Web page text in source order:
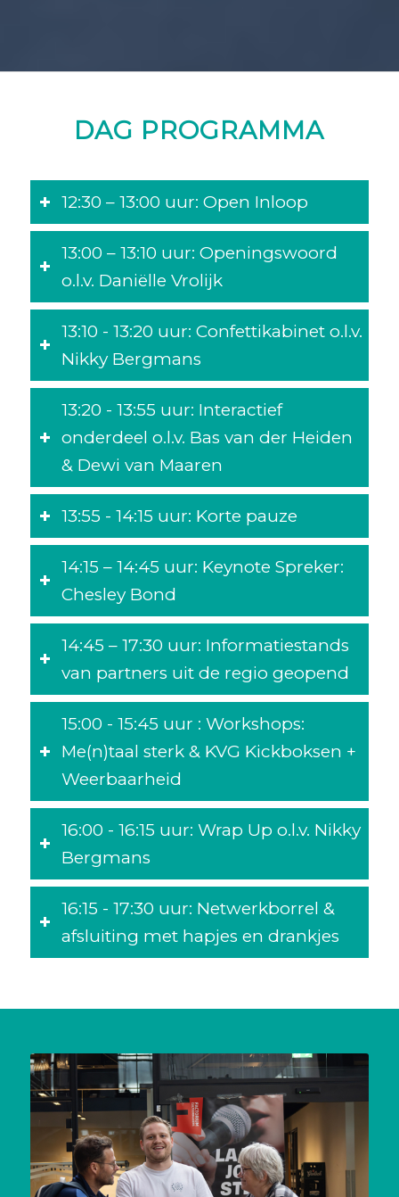
DAG PROGRAMMA
12:30 – 13:00 uur: Open Inloop
13:00 – 13:10 uur: Openingswoord
o.l.v. Daniëlle Vrolijk
13:10 - 13:20 uur: Confettikabinet o.l.v.
Nikky Bergmans
13:20 - 13:55 uur: Interactief
onderdeel o.l.v. Bas van der Heiden
& Dewi van Maaren
13:55 - 14:15 uur: Korte pauze
14:15 – 14:45 uur: Keynote Spreker:
Chesley Bond
14:45 – 17:30 uur: Informatiestands
van partners uit de regio geopend
15:00 - 15:45 uur : Workshops:
Me(n)taal sterk & KVG Kickboksen +
Weerbaarheid
16:00 - 16:15 uur: Wrap Up o.l.v. Nikky
Bergmans
16:15 - 17:30 uur: Netwerkborrel &
afsluiting met hapjes en drankjes